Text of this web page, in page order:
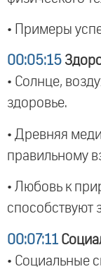
• Примеры
00:05:15
• Солнце,
здоровье.
• Древняя
правильному
• Любовь к
способствуют
00:07:11
• Социальные